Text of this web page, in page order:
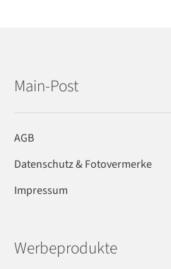
Main-Post
AGB
Datenschutz & Fotovermerke
Impressum
Werbeprodukte